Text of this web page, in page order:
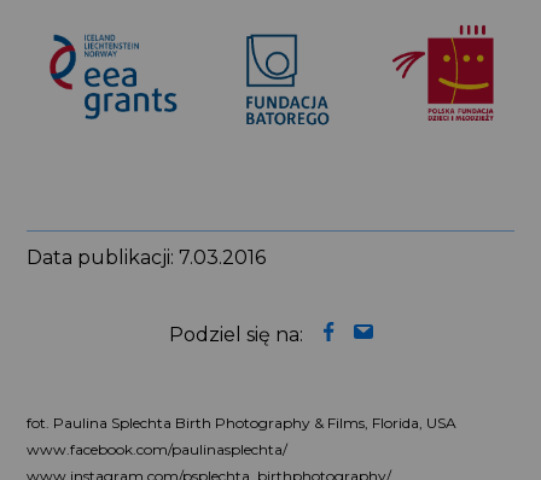
Data publikacji: 7.03.2016
Podziel się na:
fot. Paulina Splechta Birth Photography & Films, Florida, USA
www.facebook.com/paulinasplechta/
www.instagram.com/psplechta_birthphotography/